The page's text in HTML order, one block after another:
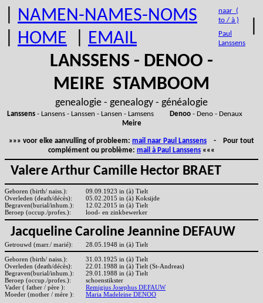
NAMEN-NAMES-NOMS
HOME EMAIL
naar (
to / à )
Paul
Lanssens
LANSSENS - DENOO -
MEIRE STAMBOOM
genealogie - genealogy - généalogie
Lanssens- Lansens - Lanssen - Lansen - Lamsens Denoo- Deno - Denaux
Meire
»»» voor elke aanvulling of probleem: mail naar Paul Lanssens - Pour tout
complément ou problème: mail à Paul Lanssens «««
Valere Arthur Camille Hector BRAET
Geboren (birth/ naiss.):
09.09.1923 in (à) Tielt
Overleden (death/décès):
05.02.2015 in (à) Koksijde
Begraven(burial/inhum.):
12.02.2015 in (à) Tielt
Beroep (occup./profes.):
lood- en zinkbewerker
Jacqueline Caroline Jeannine DEFAUW
Getrouwd (marr./ marié): 28.05.1948 in (à) Tielt
Geboren (birth/ naiss.):
31.03.1925 in (à) Tielt
Overleden (death/décès):
22.01.1988 in (à) Tielt (St-Andreas)
Begraven(burial/inhum.):
29.01.1988 in (à) Tielt
Beroep (occup./profes.):
schoenstikster
Vader ( father / père ):
Remigius Josephus DEFAUW
Moeder (mother / mère ):
Maria Madeleine DENOO